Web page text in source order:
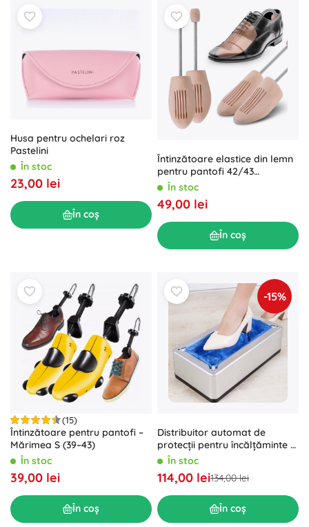
Husa pentru ochelari roz
Pastelini
În stoc
23,00 lei
În coș
Întinzătoare elastice din lemn
pentru pantofi 42/43
MASSIDO
În stoc
49,00 lei
În coș
(15)
Întinzătoare pentru pantofi –
Mărimea S (39–43)
În stoc
39,00 lei
În coș
-15%
Distribuitor automat de
protecții pentru încălțăminte -
argintiu
În stoc
114,00 lei134,00 lei
În coș